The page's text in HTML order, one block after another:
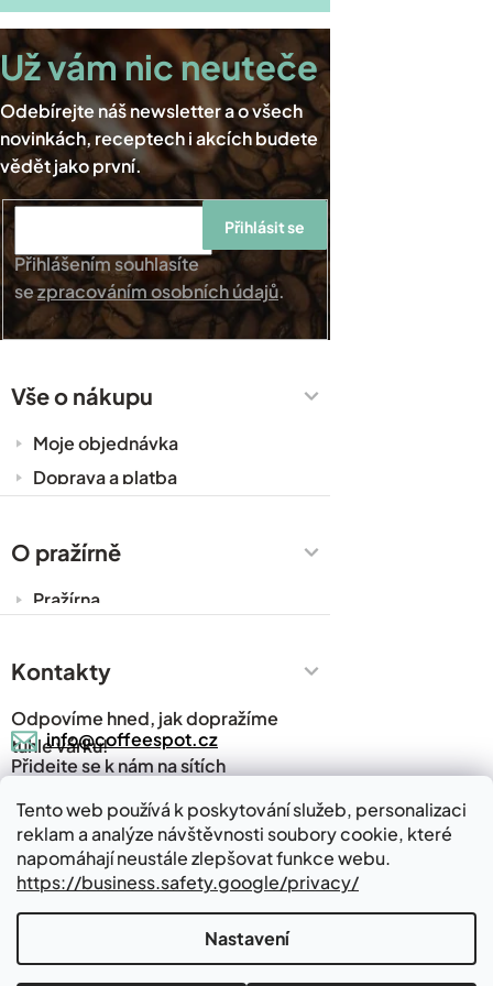
Tento web používá k poskytování služeb, personalizaci
reklam a analýze návštěvnosti soubory cookie, které
napomáhají neustále zlepšovat funkce webu.
https://business.safety.google/privacy/
Nastavení
Přihlášením souhlasíte
sezpracováním osobních údajů.
Přihlásit se
Vše o nákupu
Moje objednávka
Doprava a platba
Zakázková výroba
Ochrana osobních údajů
O pražírně
Pražírna
Prodejny
Kávový slovník
Napsali o nás
Blog
Kontakty
Kontakty
Odpovíme hned, jak dopražíme
tuhle várku!
info@coffeespot.cz
Přidejte se k nám na sítích
Kde nás najdete
Vytvořil Shoptet